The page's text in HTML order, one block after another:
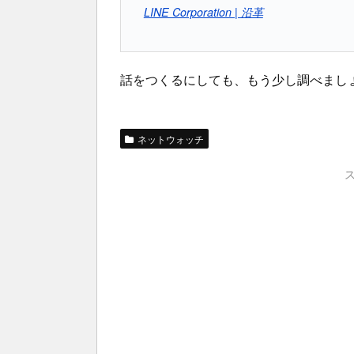
LINE Corporation | 沿革
話をつくるにしても、もう少し調べまし
ネットウォッチ